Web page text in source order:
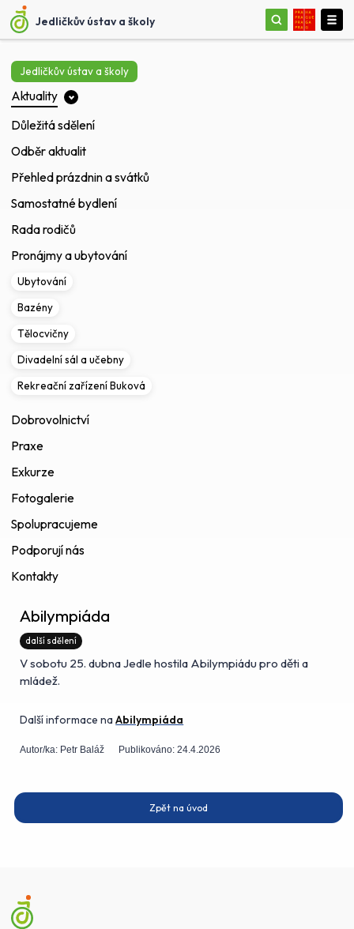
Jedličkův ústav a školy
Jedličkův ústav a školy
Aktuality
Důležitá sdělení
Odběr aktualit
Přehled prázdnin a svátků
Samostatné bydlení
Rada rodičů
Pronájmy a ubytování
Ubytování
Bazény
Tělocvičny
Divadelní sál a učebny
Rekreační zařízení Buková
Dobrovolnictví
Praxe
Exkurze
Fotogalerie
Spolupracujeme
Podporují nás
Kontakty
Abilympiáda
další sdělení
V sobotu 25. dubna Jedle hostila Abilympiádu pro děti a
mládež.
Další informace naAbilympiáda
Autor/ka: Petr Baláž Publikováno: 24.4.2026
Zpět na úvod